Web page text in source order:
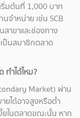
มต้นที่ 1,000 บาท
จำหน่าย เช่น SCB
าขาและช่องทาง
ป็นสมาชิกตลาด
ำได้ไหม?
Market) ผ่าน
ยได้อาจสูงหรือต่ำ
ยในตลาดขณะนั้น หาก